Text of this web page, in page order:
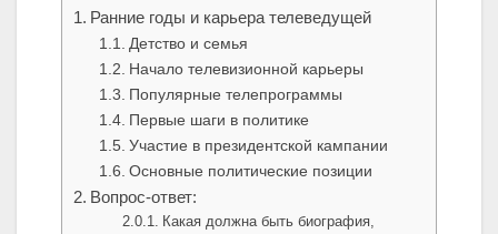
Ранние годы и карьера телеведущей
Детство и семья
Начало телевизионной карьеры
Популярные телепрограммы
Первые шаги в политике
Участие в президентской кампании
Основные политические позиции
Вопрос-ответ:
Какая должна быть биография,